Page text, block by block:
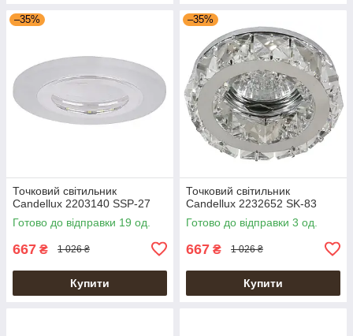
–35%
Точковий світильник
Candellux 2203140 SSP-27
Готово до відправки 19 од.
667 ₴ 1 026 ₴
Купити
–35%
Точковий світильник
Candellux 2232652 SK-83
Готово до відправки 3 од.
667 ₴ 1 026 ₴
Купити